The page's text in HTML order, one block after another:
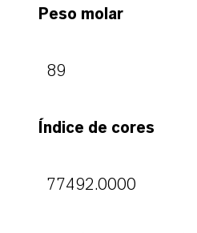
Peso molar
89
Índice de cores
77492.0000